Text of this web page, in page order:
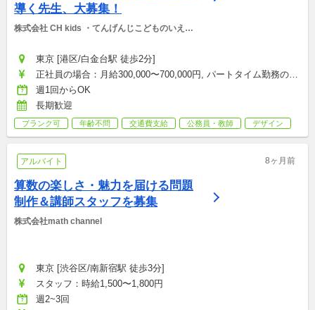
導く先生、大募集！
株式会社 CH kids ・てんげんじこどものいえ／
東京 [港区/白金台駅 徒歩2分]
正社員の場合：月給300,000〜700,000円, パートタイム勤務の場
合：時給1,500〜4,500円
週1回からOK
長期歓迎
ブランク可 年齢不問 交通費支給 公務員・教師 デザイン
アルバイト 8ヶ月前
算数の楽しさ・魅力を届ける問題
制作＆講師スタッフを募集
株式会社math channel
東京 [渋谷区/南新宿駅 徒歩3分]
スタッフ：時給1,500〜1,800円
週2~3回